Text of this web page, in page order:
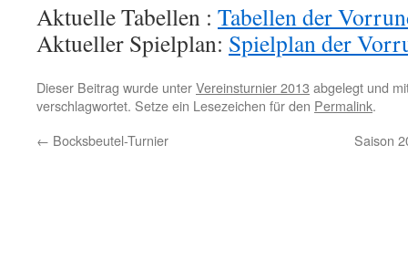
Aktuelle Tabellen : Tabellen der
Aktueller Spielplan: Spielplan der
Dieser Beitrag wurde unterVereinsturnier 2013 abgelegt und
verschlagwortet. Setze ein Lesezeichen für den Permalink.
← Bocksbeutel-Turnier Saison